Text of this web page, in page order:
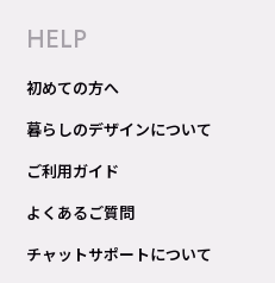
HELP
初めての方へ
暮らしのデザインについて
ご利用ガイド
よくあるご質問
チャットサポートについて